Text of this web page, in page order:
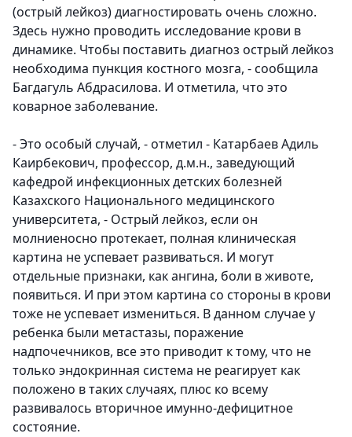
(острый лейкоз) диагностировать очень сложно.
Здесь нужно проводить исследование крови в
динамике. Чтобы поставить диагноз острый лейкоз
необходима пункция костного мозга, - сообщила
Багдагуль Абдрасилова. И отметила, что это
коварное заболевание.
- Это особый случай, - отметил - Катарбаев Адиль
Каирбекович, профессор, д.м.н., заведующий
кафедрой инфекционных детских болезней
Казахского Национального медицинского
университета, - Острый лейкоз, если он
молниеносно протекает, полная клиническая
картина не успевает развиваться. И могут
отдельные признаки, как ангина, боли в животе,
появиться. И при этом картина со стороны в крови
тоже не успевает измениться. В данном случае у
ребенка были метастазы, поражение
надпочечников, все это приводит к тому, что не
только эндокринная система не реагирует как
положено в таких случаях, плюс ко всему
развивалось вторичное имунно-дефицитное
состояние.